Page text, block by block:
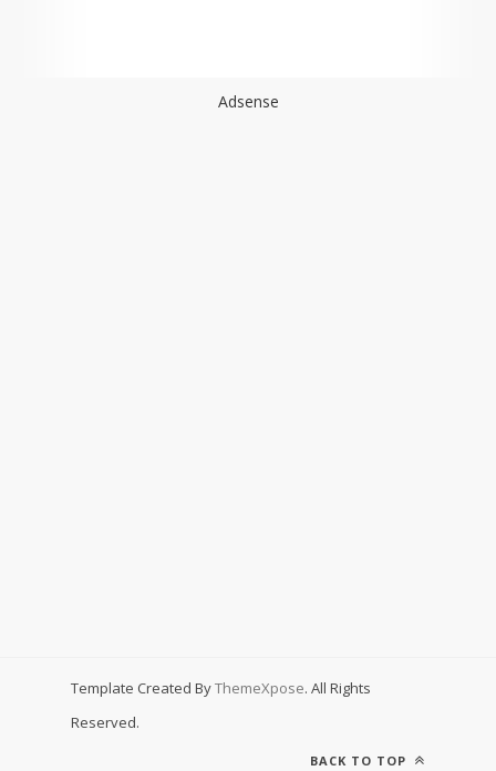
Adsense
Template Created ByThemeXpose. All Rights
Reserved.
BACK TO TOP